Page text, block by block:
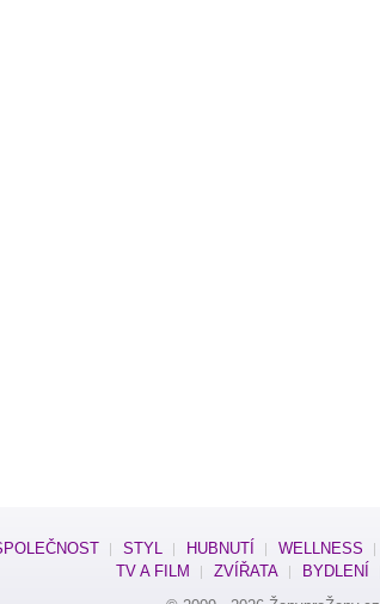
STYL HUBNUTÍ WELLNESS
TV A FILM
ZVÍŘATA BYDLENÍ